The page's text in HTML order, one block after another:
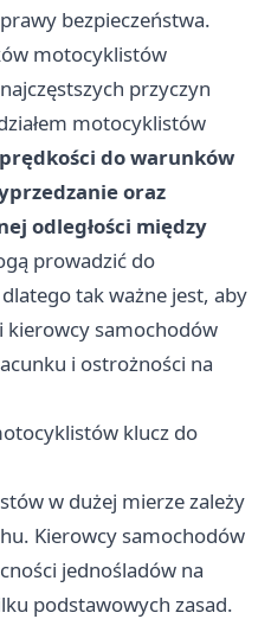
bezpieczeństwa.
motocyklistów
przyczyn
motocyklistów
do warunków
oraz
odległości między
prowadzić do
tak ważne jest, aby
samochodów
i ostrożności na
klucz do
w dużej mierze zależy
Kierowcy samochodów
jednośladów na
podstawowych zasad.